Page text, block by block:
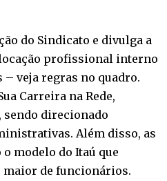
do Sindicato e divulga a
profissional interno
– veja regras no quadro.
Carreira na Rede,
sendo direcionado
Além disso, as
modelo do Itaú que
maior de funcionários.